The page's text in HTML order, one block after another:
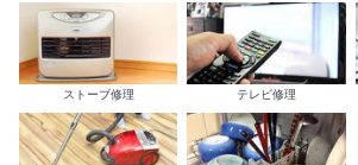
ストーブ修理 テレビ修理